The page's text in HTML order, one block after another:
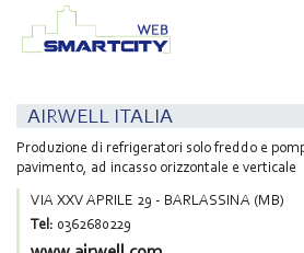
AIRWELL ITALIA
Produzione di refrigeratori solo freddo e
pavimento, ad incasso orizzontale e verticale
VIA XXV APRILE 29 - BARLASSINA (MB)
Tel: 0362680229